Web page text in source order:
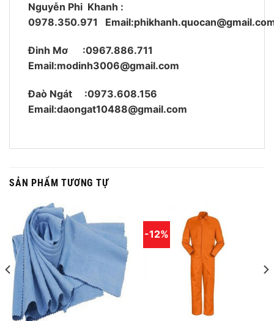
Nguyễn Phi Khanh :
0978.350.971
Đinh Mơ :0967.886.711
Email:modinh3006@gmail.com
Đaò Ngát :0973.608.156
Email:daongat10488@gmail.com
SẢN PHẨM TƯƠNG TỰ
-12%